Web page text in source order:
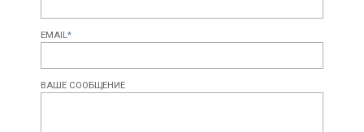
EMAIL*
ВАШЕ СООБЩЕНИЕ